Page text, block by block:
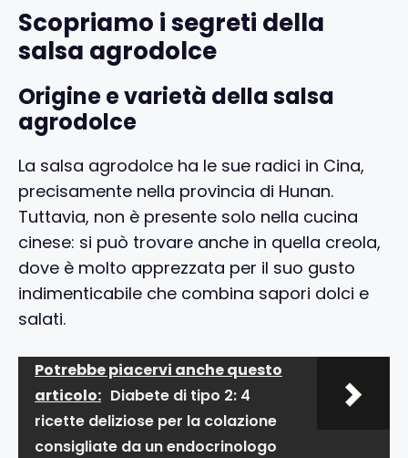
Scopriamo i segreti della
salsa agrodolce
Origine e varietà della salsa
agrodolce
La salsa agrodolce ha le sue radici in Cina,
precisamente nella provincia di Hunan.
Tuttavia, non è presente solo nella cucina
cinese: si può trovare anche in quella creola,
dove è molto apprezzata per il suo gusto
indimenticabile che combina sapori dolci e
salati.
Potrebbe piacervi anche questo
articolo: Diabete di tipo 2: 4
ricette deliziose per la colazione
consigliate da un endocrinologo